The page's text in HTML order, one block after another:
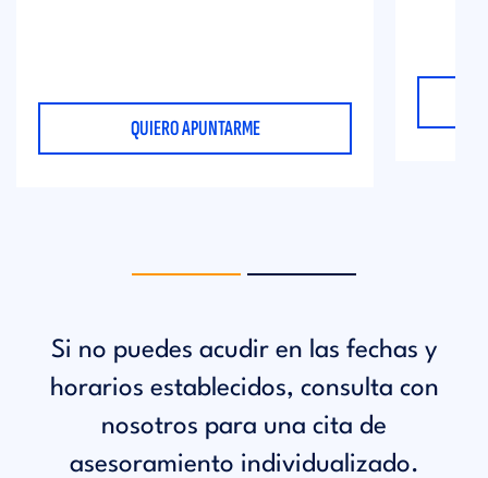
QUIERO APUNTARME
Si no puedes acudir en las fechas y
horarios establecidos, consulta con
nosotros para una cita de
asesoramiento individualizado.